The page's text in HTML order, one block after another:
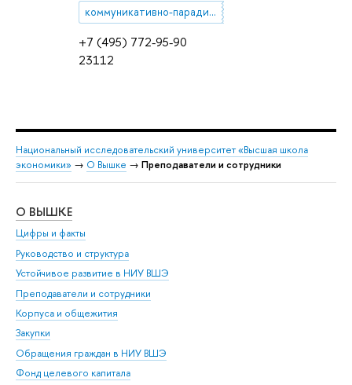
+7 (495) 772-95-90
23112
коммуникативно-парадигматическая лингвистика
Национальный исследовательский университет «Высшая школа
экономики» → О Вышке → Преподаватели и сотрудники
О ВЫШКЕ
Цифры и факты
Руководство и структура
Устойчивое развитие в НИУ ВШЭ
Преподаватели и сотрудники
Корпуса и общежития
Закупки
Обращения граждан в НИУ ВШЭ
Фонд целевого капитала